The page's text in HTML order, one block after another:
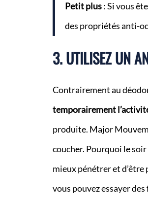
Petit plus: Si vous
des propriétés anti-
3. UTILISEZ UN
Contrairement au
temporairement
produite. Major
coucher. Pourquoi le
mieux pénétrer et d’être
vous pouvez essayer